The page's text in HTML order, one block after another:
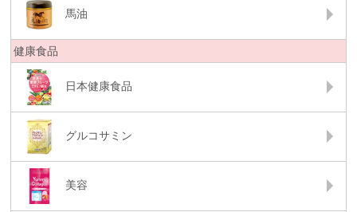
馬油
健康食品
日本健康食品
グルコサミン
美容